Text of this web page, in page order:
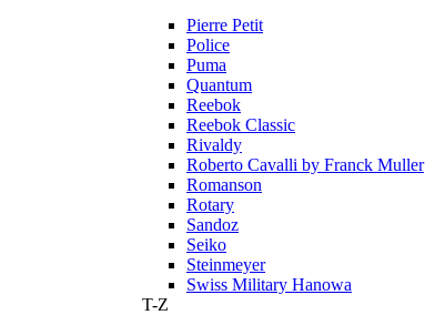
Pierre Petit
Police
Puma
Quantum
Reebok
Reebok Classic
Rivaldy
Roberto Cavalli by Franck Muller
Romanson
Rotary
Sandoz
Seiko
Steinmeyer
Swiss Military Hanowa
T-Z